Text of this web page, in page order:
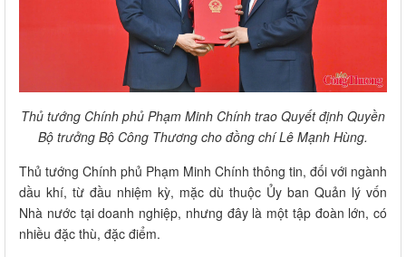
Thủ tướng Chính phủ Phạm Minh Chính trao Quyết định Quyền
Bộ trưởng Bộ Công Thương cho đồng chí Lê Mạnh Hùng.
Thủ tướng Chính phủ Phạm Minh Chính thông tin, đối với ngành
dầu khí, từ đầu nhiệm kỳ, mặc dù thuộc Ủy ban Quản lý vốn
Nhà nước tại doanh nghiệp, nhưng đây là một tập đoàn lớn, có
nhiều đặc thù, đặc điểm.